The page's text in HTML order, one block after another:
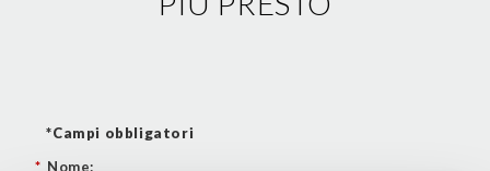
*Campi obbligatori
* Nome: